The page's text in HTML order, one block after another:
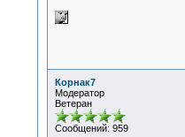
Корнак7
Модератор
Ветеран
Сообщений: 959